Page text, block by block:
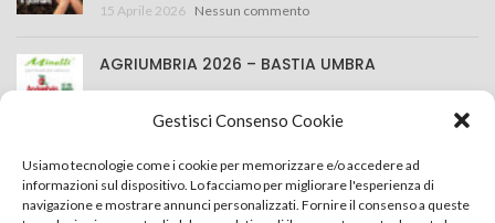
Gestisci Consenso Cookie
Usiamo tecnologie come i cookie per memorizzare e/o accedere ad
informazioni sul dispositivo. Lo facciamo per migliorare l'esperienza di
navigazione e mostrare annunci personalizzati. Fornire il consenso a queste
15 Aprile 2026 Nessun commento
AGRIUMBRIA 2026 – BASTIA UMBRA
25 Marzo 2026 Nessun commento
CONTATTACI
Minelli S.r.l.